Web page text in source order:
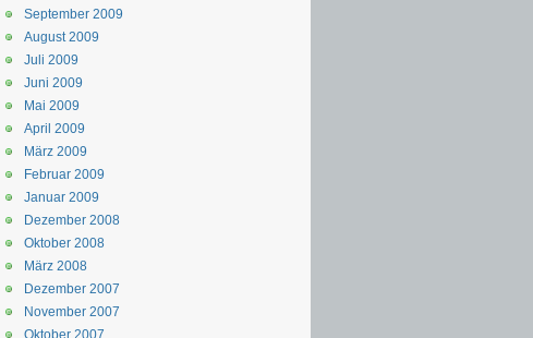
September 2009
August 2009
Juli 2009
Juni 2009
Mai 2009
April 2009
März 2009
Februar 2009
Januar 2009
Dezember 2008
Oktober 2008
März 2008
Dezember 2007
November 2007
Oktober 2007